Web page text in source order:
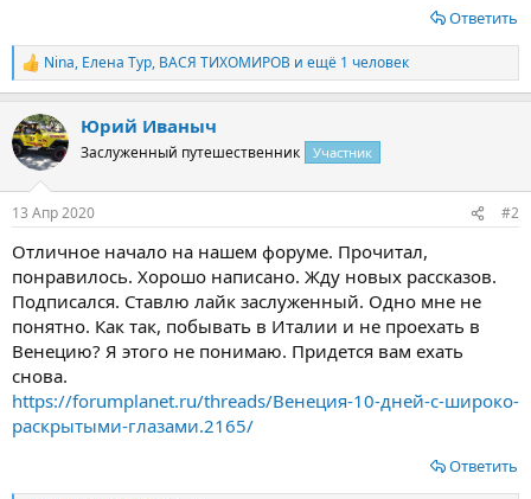
Ответить
Р
е
к
ц
и
Nina, Елена Тур, ВАСЯ ТИХОМИРОВ и ещё 1 человек
Юрий Иваныч
Заслуженный путешественник Участник
13 Апр 2020 #2
Отличное начало на нашем форуме. Прочитал,
понравилось. Хорошо написано. Жду новых рассказов.
Подписался. Ставлю лайк заслуженный. Одно мне не
понятно. Как так, побывать в Италии и не проехать в
Венецию? Я этого не понимаю. Придется вам ехать
снова.
https://forumplanet.ru/threads/Венеция-10-дней-с-широко-
раскрытыми-глазами.2165/
Ответить